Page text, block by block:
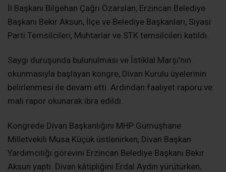
İl Başkanı Bilgehan Çağrı Özarslan, Erzincan Belediye
Başkanı Bekir Aksun, İlçe ve Belediye Başkanları, Siyasi
Parti Temsilcileri, Muhtarlar ve STK temsilcileri katıldı.
Saygı duruşunda bulunulması ve İstiklal Marşı’nın
okunmasıyla başlayan kongre, Divan Kurulu üyelerinin
belirlenmesi ile devam etti. Ardından faaliyet raporu ve
mali rapor okunarak ibra edildi.
Kongrede Divan Başkanlığını MHP Gümüşhane
Milletvekili Musa Küçük üstlenirken, Divan Başkan
Yardımcılığı görevini Erzincan Belediye Başkanı Bekir
Aksun yaptı. Divan kâtipliğini Erdal Aydın yürütürken,